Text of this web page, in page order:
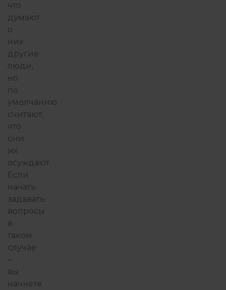
что
думают
о
них
другие
люди,
но
по
умолчанию
считают,
что
они
их
осуждают.
Если
начать
задавать
вопросы
в
таком
случае
–
вы
начнете